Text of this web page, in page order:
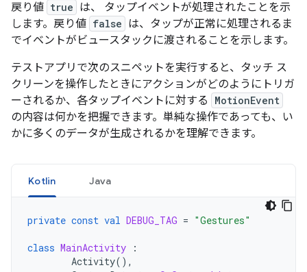
戻り値 true は、 タップイベントが処理されたことを示
します。戻り値 false は、タップが正常に処理されるま
でイベントがビュースタックに渡されることを示します。
テストアプリで次のスニペットを実行すると、タッチ ス
クリーンを操作したときにアクションがどのようにトリガ
ーされるか、各タップイベントに対する
MotionEvent
の内容は何かを把握できます。単純な操作であっても、い
かに多くのデータが生成されるかを理解できます。
Kotlin Java
private const val DEBUG_TAG = "Gestures"
class MainActivity
:
Activity(),